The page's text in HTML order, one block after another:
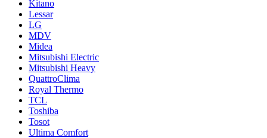
Kitano
Lessar
LG
MDV
Midea
Mitsubishi Electric
Mitsubishi Heavy
QuattroClima
Royal Thermo
TCL
Toshiba
Tosot
Ultima Comfort